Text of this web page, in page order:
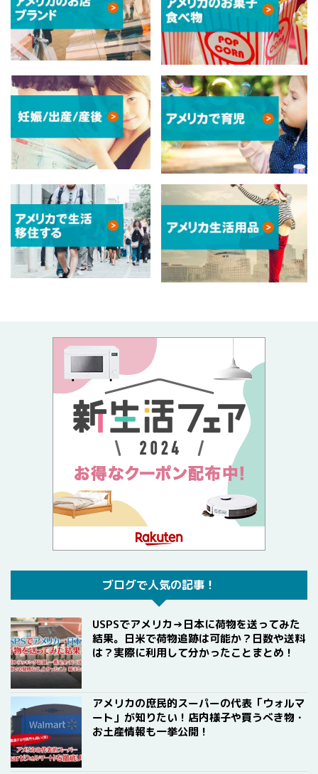
ブログで人気の記事！
USPSでアメリカ→日本に荷物を送ってみた
結果。日米で荷物追跡は可能か？日数や送料
は？実際に利用して分かったことまとめ！
アメリカの庶民的スーパーの代表「ウォルマ
ート」が知りたい！店内様子や買うべき物・
お土産情報も一挙公開！